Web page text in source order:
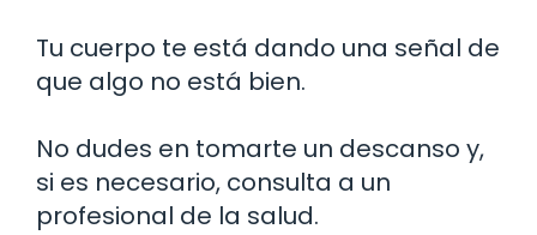
Tu cuerpo te está dando una señal de
que algo no está bien.
No dudes en tomarte un descanso y,
si es necesario, consulta a un
profesional de la salud.